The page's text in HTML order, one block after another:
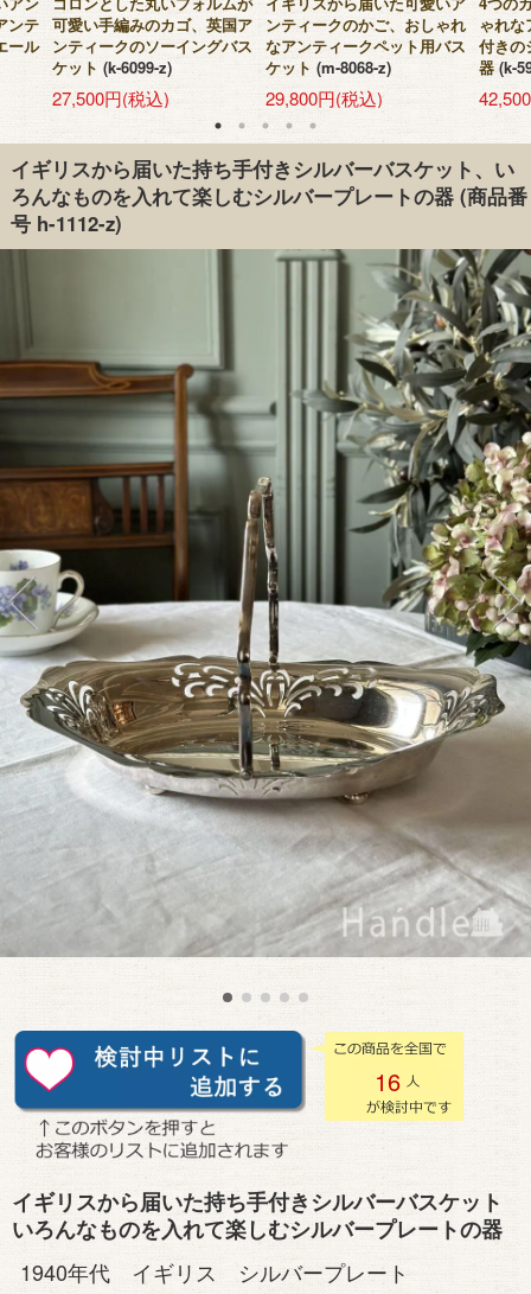
ンテ
ール
可愛い手編みのカゴ、英国ア
ンティークのソーイングバス
ケット (k-6099-z)
27,500円(税込)
ンティークのかご、おしゃれ
なアンティークペット用バス
ケット (m-8068-z)
29,800円(税込)
ゃれな
付きの
器 (k-
イギリスから届いた持ち手付きシルバーバスケット、い
ろんなものを入れて楽しむシルバープレートの器(商品番
号 h-1112-z)
16
イギリスから届いた持ち手付きシルバーバスケット
いろんなものを入れて楽しむシルバープレートの器
1940年代 イギリス シルバープレート